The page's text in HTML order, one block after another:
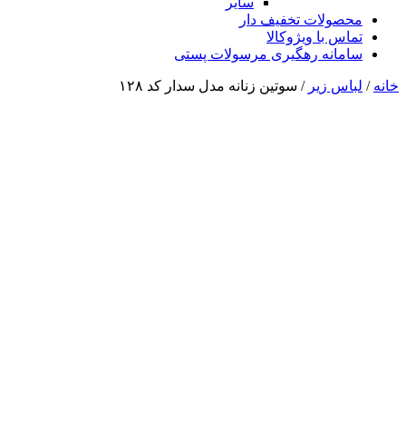
محصولات تخفیف دار
تماس با ویژوکالا
سامانه رهگیری مرسولات پستی
خانه / لباس زیر / سوتین زنانه مدل سدار کد ۱۲۸